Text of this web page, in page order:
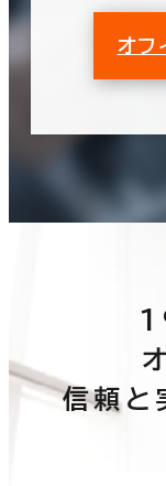
オフ
信頼と